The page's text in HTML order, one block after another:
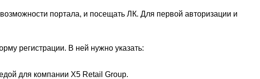
портала, и посещать ЛК. Для первой авторизации и
регистрации. В ней нужно указать:
для компании X5 Retail Group.